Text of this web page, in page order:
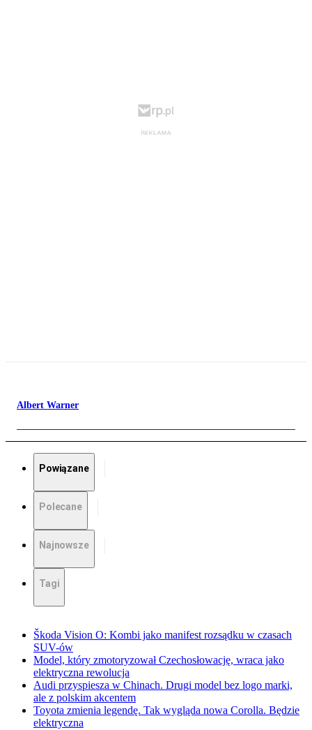
Albert Warner
Powiązane
Polecane
Najnowsze
Tagi
Škoda Vision O: Kombi jako manifest rozsądku w czasach
SUV-ów
Model, który zmotoryzował Czechosłowację, wraca jako
elektryczna rewolucja
Audi przyspiesza w Chinach. Drugi model bez logo marki,
ale z polskim akcentem
Toyota zmienia legendę. Tak wygląda nowa Corolla. Będzie
elektryczna